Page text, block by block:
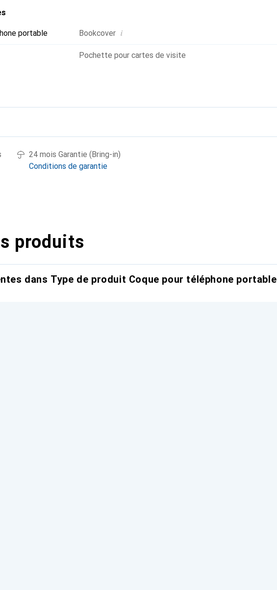
portable Bookcover i
Pochette pour cartes de visite
24 mois Garantie (Bring-in)
Conditions de garantie
produits
dans Type de produit Coque pour téléphone portable